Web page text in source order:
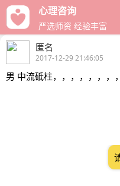
心理咨询
严选师资 经验丰富
匿名
2017-12-29 21:46:05
男 中流砥柱，，，，，，，